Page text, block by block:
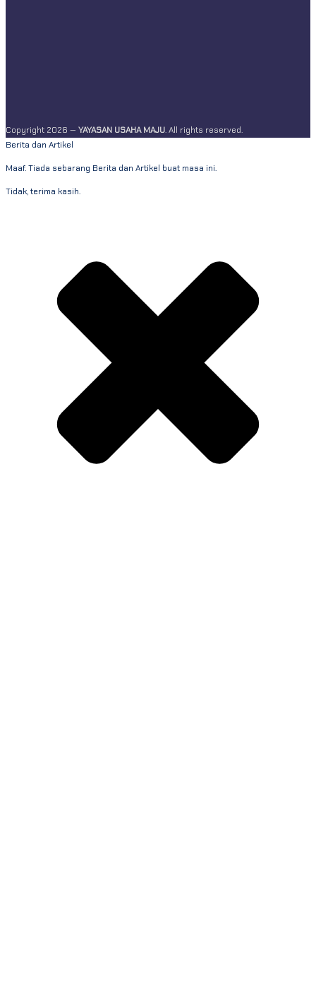
Copyright 2026 — YAYASAN USAHA MAJU. All rights reserved.
Berita dan Artikel
Maaf. Tiada sebarang Berita dan Artikel buat masa ini.
Tidak, terima kasih.